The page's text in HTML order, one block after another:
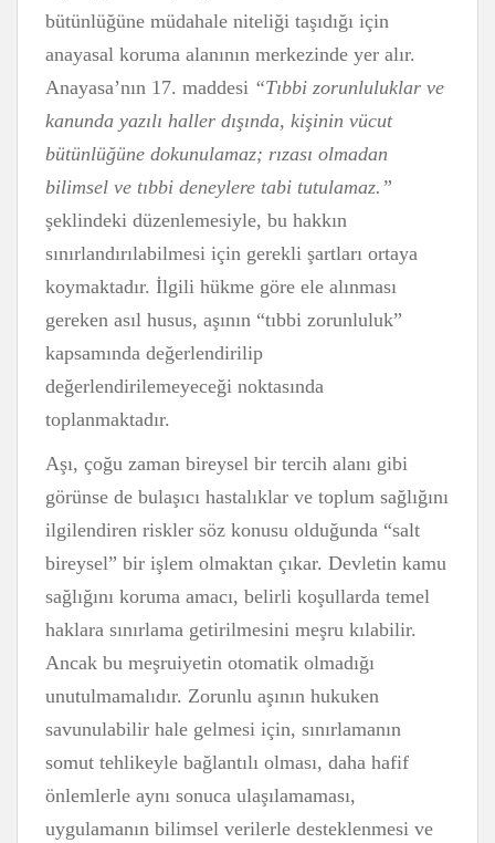
bütünlüğüne müdahale niteliği taşıdığı için
anayasal koruma alanının merkezinde yer alır.
Anayasa’nın 17. maddesi “Tıbbi zorunluluklar ve
kanunda yazılı haller dışında, kişinin vücut
bütünlüğüne dokunulamaz; rızası olmadan
bilimsel ve tıbbi deneylere tabi tutulamaz.”
şeklindeki düzenlemesiyle, bu hakkın
sınırlandırılabilmesi için gerekli şartları ortaya
koymaktadır. İlgili hükme göre ele alınması
gereken asıl husus, aşının “tıbbi zorunluluk”
kapsamında değerlendirilip
değerlendirilemeyeceği noktasında
toplanmaktadır.
Aşı, çoğu zaman bireysel bir tercih alanı gibi
görünse de bulaşıcı hastalıklar ve toplum sağlığını
ilgilendiren riskler söz konusu olduğunda “salt
bireysel” bir işlem olmaktan çıkar. Devletin kamu
sağlığını koruma amacı, belirli koşullarda temel
haklara sınırlama getirilmesini meşru kılabilir.
Ancak bu meşruiyetin otomatik olmadığı
unutulmamalıdır. Zorunlu aşının hukuken
savunulabilir hale gelmesi için, sınırlamanın
somut tehlikeyle bağlantılı olması, daha hafif
önlemlerle aynı sonuca ulaşılamaması,
uygulamanın bilimsel verilerle desteklenmesi ve